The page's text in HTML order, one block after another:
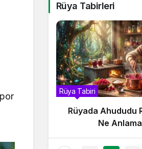
Rüya Tabirleri
Rüya Tabiri
Rüyada Ahududu
Anlama